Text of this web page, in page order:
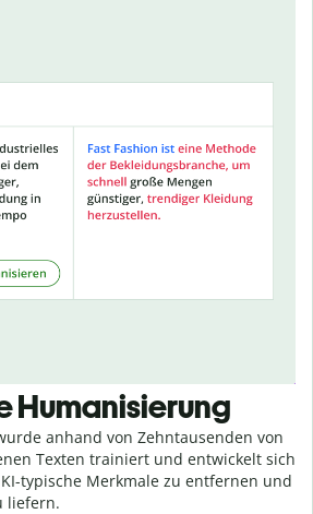
Humanisierung
anhand von Zehntausenden von
Texten trainiert und entwickelt sich
typische Merkmale zu entfernen und
liefern.